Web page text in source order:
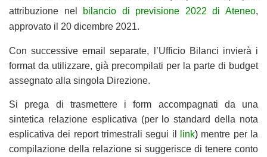
attribuzione nel
bilancio di previsione 2022 di Ateneo,
approvato il 20 dicembre 2021.
Con successive email separate, l’Ufficio Bilanci invierà i
format da utilizzare, già precompilati per la parte di budget
assegnato alla singola Direzione.
Si prega di trasmettere i form accompagnati da una
sintetica relazione esplicativa (per lo standard della nota
esplicativa dei report trimestrali segui il
link) mentre per la
compilazione della relazione si suggerisce di tenere conto